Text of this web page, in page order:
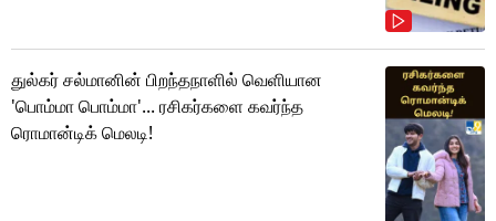
துல்கர் சல்மானின் பிறந்தநாளில் வெளியான
'பொம்மா பொம்மா'... ரசிகர்களை கவர்ந்த
ரொமான்டிக் மெலடி!